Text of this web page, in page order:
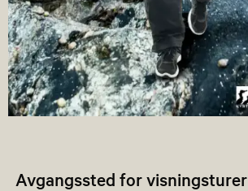
Avgangssted for visningsturer